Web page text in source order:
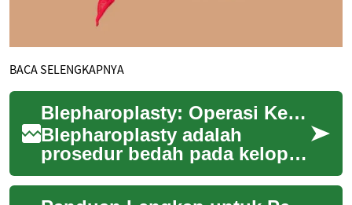
BACA SELENGKAPNYA
Blepharoplasty: Operasi Kelopak Mata, Prosedur dan Pemulihan
Blepharoplasty adalah
prosedur bedah pada kelopak
mata yang bertujuan
mengoreksi kelebihan kulit,